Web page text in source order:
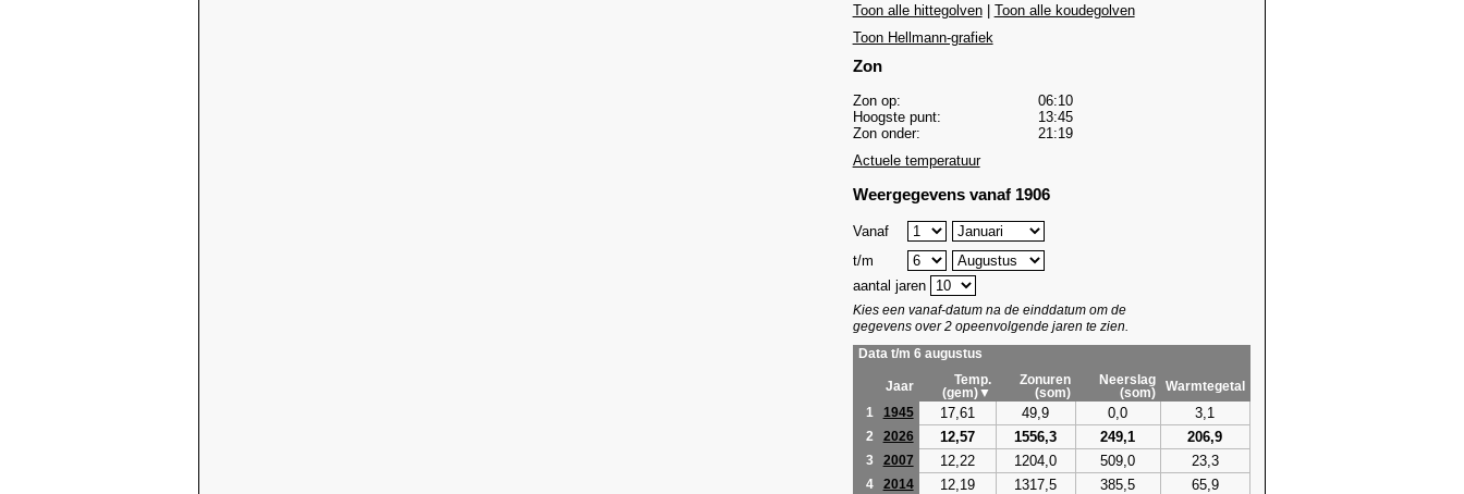
Toon alle hittegolven| Toon alle koudegolven
Toon Hellmann-grafiek
Zon
Zon op:
06:10
Hoogste punt:
13:45
Zon onder:
21:19
Actuele temperatuur
Weergegevens vanaf 1906
Vanaf
t/m
aantal jaren
Kies een vanaf-datum na de einddatum om de
gegevens over 2 opeenvolgende jaren te zien.
Data t/m 6 augustus
Jaar
Temp.
(gem)▼
Zonuren
(som)
Neerslag
(som)
Warmtegetal
1
1945 17,61 49,9 0,0 3,1
2 2026 12,57 1556,3 249,1 206,9
3 2007 12,22 1204,0 509,0 23,3
4 2014 12,19 1317,5 385,5 65,9